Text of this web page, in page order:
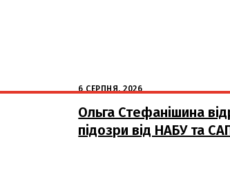
6 СЕРПНЯ, 2026
Ольга Стефанішина
підозри від НАБУ та